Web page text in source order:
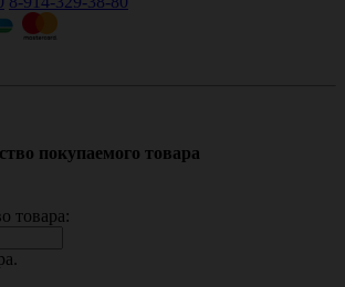
покупаемого товара
товара: